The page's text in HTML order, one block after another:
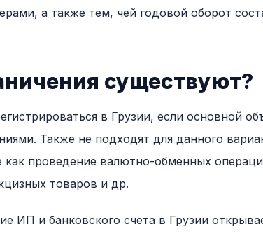
а также тем, чей годовой оборот
существуют?
в Грузии, если основной
Также не подходят для данного
как проведение валютно-обменных
товаров и др.
ИП и банковского счета в Грузии